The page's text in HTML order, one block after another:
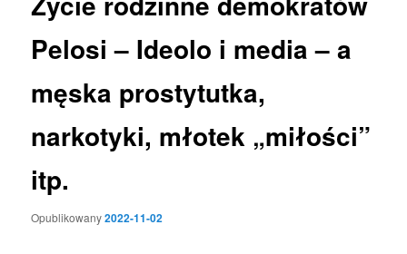
Pelosi – Ideolo i media – a
męska prostytutka,
narkotyki, młotek „miłości”
itp.
Opublikowany2022-11-02